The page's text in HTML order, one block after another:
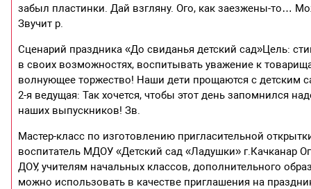
забыл пластинки. Дай взгляну. Ого, как заезжены-то…
Звучит р.
Сценарий праздника «До свиданья детский сад»Цель:
в своих возможностях, воспитывать уважение к
волнующее торжество! Наши дети прощаются с детским
2-я ведущая: Так хочется, чтобы этот день запомнился
наших выпускников! Зв.
Мастер-класс по изготовлению пригласительной
воспитатель МДОУ «Детский сад «Ладушки» г.Качканар
ДОУ, учителям начальных классов, дополнительного
можно использовать в качестве приглашения на